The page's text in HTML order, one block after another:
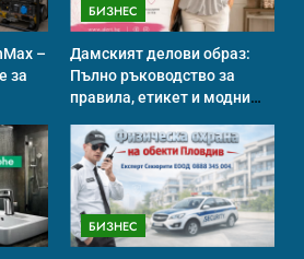
Забаба
ИСТОРИЯ
Технологични оръжия, от
които се нуждаем, за да се
борим с глобалното
затопляне
ИСТОРИЯ ТЕХНОЛОГИИ
–
за
БИЗНЕС
Дамският делови образ:
Пълно ръководство за
правила, етикет и модни
БИЗНЕС